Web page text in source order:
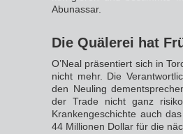
Abunassar.
Die Quälerei hat
O’Neal präsentiert sich in
nicht mehr. Die
den Neuling
der Trade nicht ganz
Krankengeschichte auch
44 Millionen Dollar für die